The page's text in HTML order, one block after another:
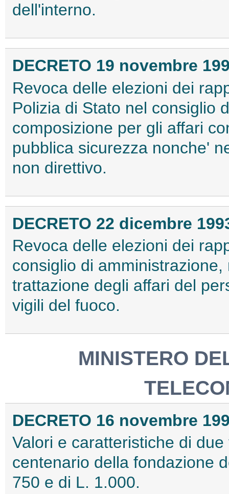
dell'interno.
DECRETO 19 novembre
Revoca delle elezioni dei
Polizia di Stato nel consiglio
composizione per gli affari
pubblica sicurezza nonche'
non direttivo.
DECRETO 22 dicembre
Revoca delle elezioni dei
consiglio di
trattazione degli affari del
vigili del fuoco.
MINISTERO
DECRETO 16 novembre
Valori e caratteristiche di
centenario della fondazione
750 e di L. 1.000.